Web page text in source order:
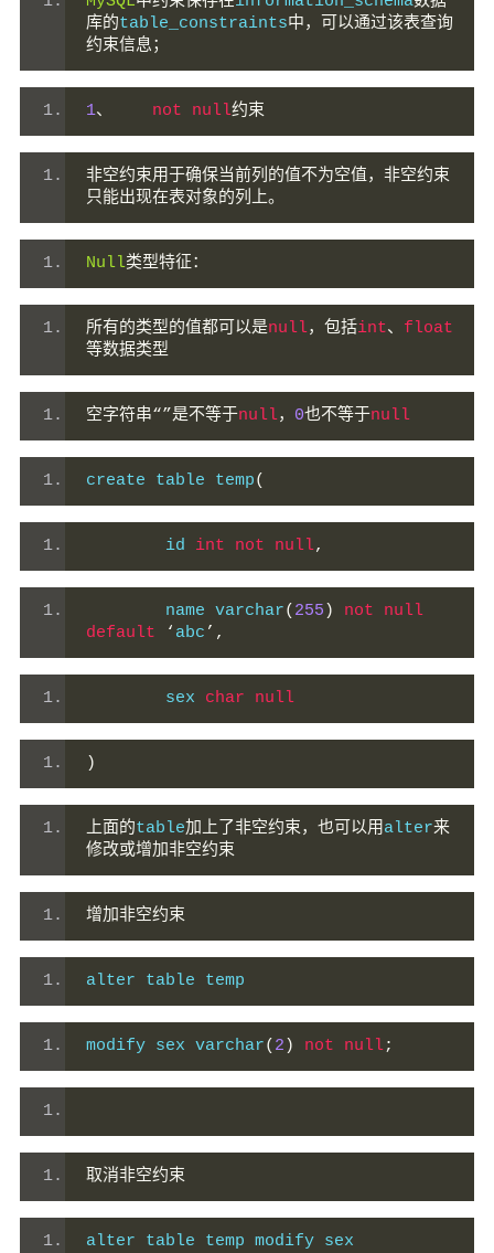
库的table_constraints中，可以通过该表查询
约束信息；
1、 not null约束
非空约束用于确保当前列的值不为空值，非空约束
只能出现在表对象的列上。
Null类型特征：
所有的类型的值都可以是null，包括int、 float
等数据类型
空字符串“”是不等于null， 0也不等于null
create table temp(
        id
int not null,
        name varchar
( 255 ) not
null
default
‘ abc ’,
        sex
char null
)
上面的table加上了非空约束，也可以用alter来
修改或增加非空约束
增加非空约束
alter table temp
modify sex varchar( 2 ) not null;
取消非空约束
alter table temp modify sex